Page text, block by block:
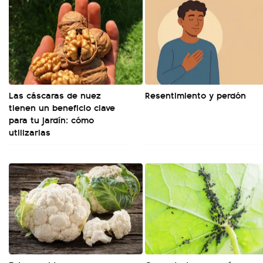
Las cáscaras de nuez
tienen un beneficio clave
para tu jardín: cómo
utilizarlas
Resentimiento y perdón